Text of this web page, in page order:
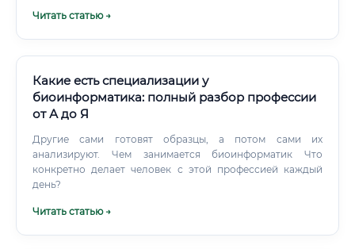
Читать статью →
Какие есть специализации у
биоинформатика: полный разбор профессии
от А до Я
Другие сами готовят образцы, а потом сами их
анализируют. Чем занимается биоинформатик Что
конкретно делает человек с этой профессией каждый
день?
Читать статью →